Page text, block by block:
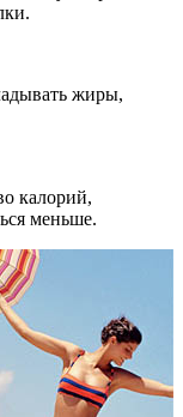
жиры,
калорий,
меньше.